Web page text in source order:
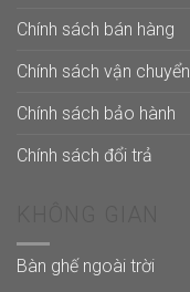
Chính sách bán hàng
Chính sách vận chuyển
Chính sách bảo hành
Chính sách đổi trả
Bàn ghế ngoài trời